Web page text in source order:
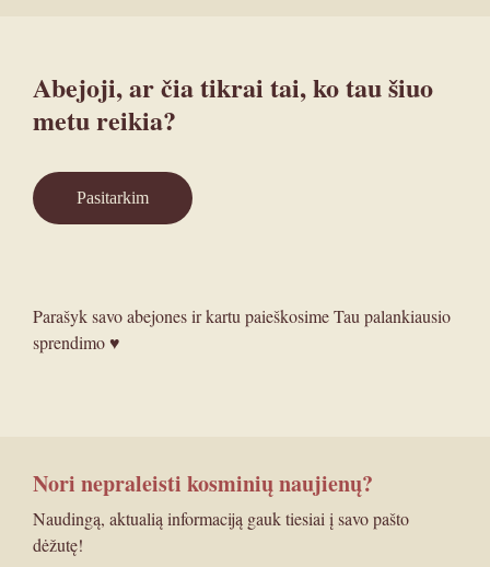
Abejoji, ar čia tikrai tai, ko tau šiuo
metu reikia?
Pasitarkim
Parašyk savo abejones ir kartu paieškosime Tau palankiausio
sprendimo ♥︎
Nori nepraleisti kosminių naujienų?
Naudingą, aktualią informaciją gauk tiesiai į savo pašto
dėžutę!